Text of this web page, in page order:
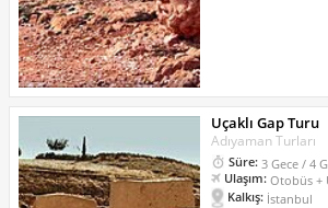
Uçaklı Gap Turu
Adıyaman Turları
Süre: 3 Gece / 4
Ulaşım: Otobüs +
Kalkış: İstanbul